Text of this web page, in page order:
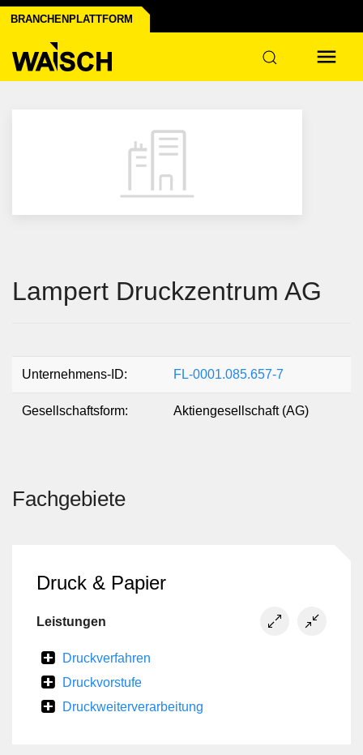
BRANCHENPLATTFORM
Industrie
Lampert Druckzentrum AG
Unternehmens-ID: FL-0001.085.657-7
Gesellschaftsform: Aktiengesellschaft (AG)
Fachgebiete
Druck & Papier
Leistungen
Druckverfahren
Druckvorstufe
Druckweiterverarbeitung